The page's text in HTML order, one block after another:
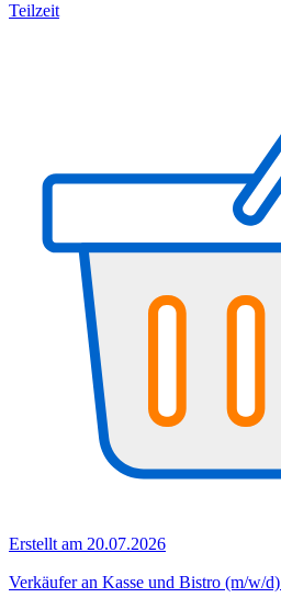
Teilzeit
Erstellt am 20.07.2026
Verkäufer an Kasse und Bistro (m/w/d)